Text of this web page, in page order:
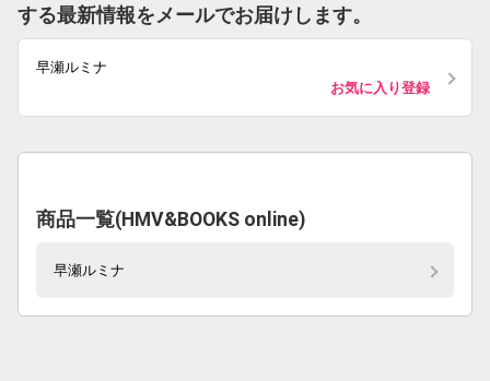
する最新情報をメールでお届けします。
早瀬ルミナ
お気に入り登録
商品一覧(HMV&BOOKS online)
早瀬ルミナ